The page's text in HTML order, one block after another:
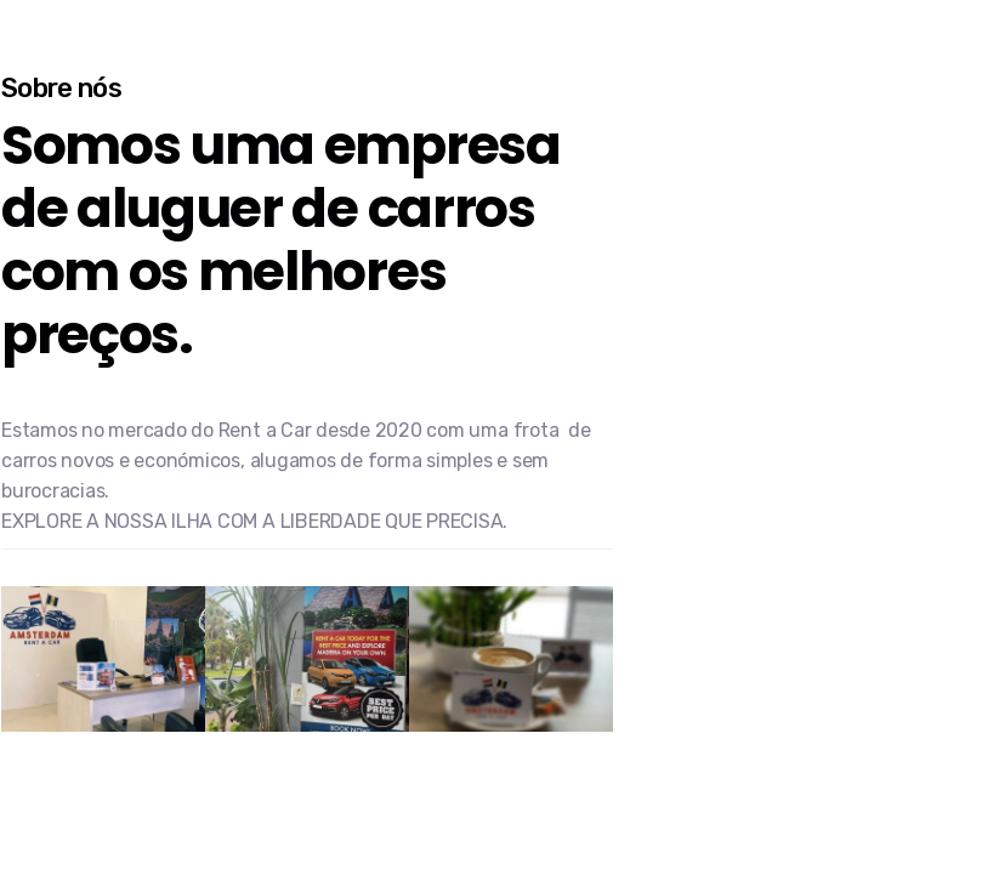
Sobre nós
Somos uma empresa
de aluguer de carros
com os melhores
preços.
Estamos no mercado do Rent a Car desde 2020 com uma frota de
carros novos e económicos, alugamos de forma simples e sem
burocracias.
EXPLORE A NOSSA ILHA COM A LIBERDADE QUE PRECISA.